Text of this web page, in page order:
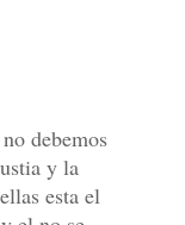
debemos
y la
esta el